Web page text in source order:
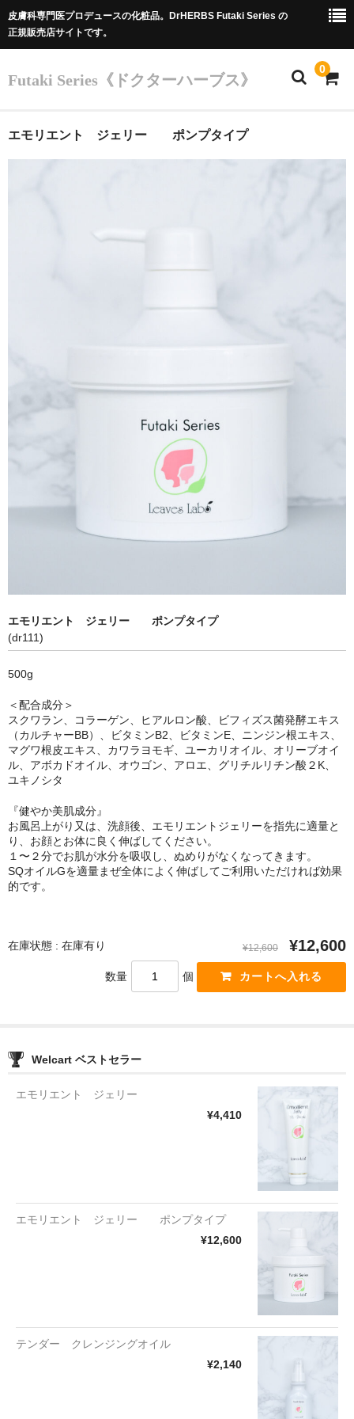
皮膚科専門医プロデュースの化粧品。DrHERBS Futaki Series の
正規販売店サイトです。
Futaki Series《ドクターハーブス》
0
ホーム
エモリエント ジェリー ポンプタイプ
エモリエント ジェリー ポンプタイプ
(dr111)
500g
＜配合成分＞
スクワラン、コラーゲン、ヒアルロン酸、ビフィズス菌発酵エキス
（カルチャーBB）、ビタミンB2、ビタミンE、ニンジン根エキス、
マグワ根皮エキス、カワラヨモギ、ユーカリオイル、オリーブオイ
ル、アボカドオイル、オウゴン、アロエ、グリチルリチン酸２K、
ユキノシタ
『健やか美肌成分』
お風呂上がり又は、洗顔後、エモリエントジェリーを指先に適量と
り、お顔とお体に良く伸ばしてください。
１〜２分でお肌が水分を吸収し、ぬめりがなくなってきます。
SQオイルGを適量まぜ全体によく伸ばしてご利用いただければ効果
的です。
在庫状態 : 在庫有り ¥12,600 ¥12,600
数量 個
Welcart ベストセラー
エモリエント ジェリー
¥4,410
エモリエント ジェリー ポンプタイプ
¥12,600
テンダー クレンジングオイル
¥2,140